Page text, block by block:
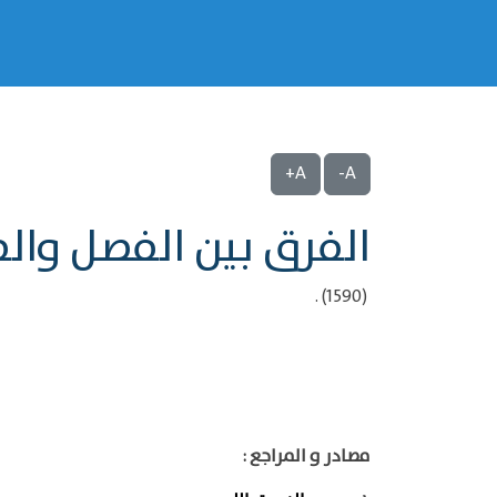
A-
A+
الفرق بين الفصل
(1590) .
مصادر و المراجع :